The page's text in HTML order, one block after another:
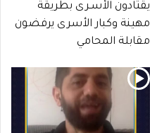
يقتادون الأسـرى بطريقة
مهينة وكبار الأسرى يرفضون
مقابلة المحامي